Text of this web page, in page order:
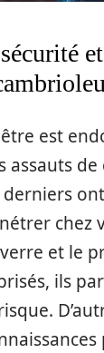
est
assauts de
chez
et le
ils